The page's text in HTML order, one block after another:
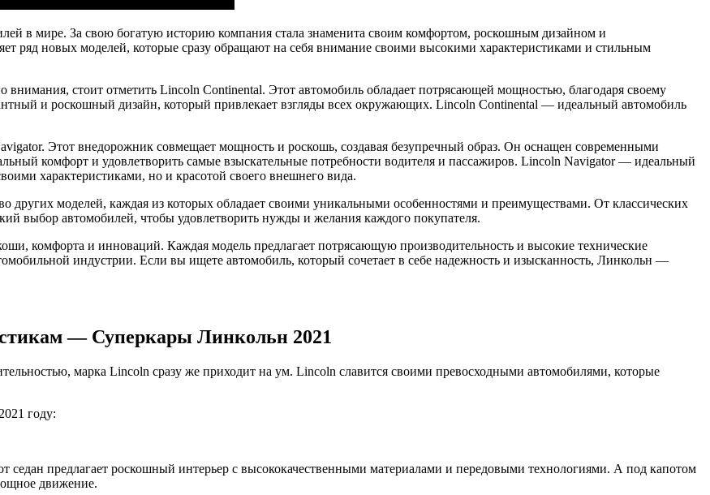
в мире. За свою богатую историю компания стала знаменита своим комфортом, роскошным дизайном и
ряд новых моделей, которые сразу обращают на себя внимание своими высокими характеристиками и стильным
стоит отметить Lincoln Continental. Этот автомобиль обладает потрясающей мощностью, благодаря своему
и роскошный дизайн, который привлекает взгляды всех окружающих. Lincoln Continental — идеальный автомобиль
Этот внедорожник совмещает мощность и роскошь, создавая безупречный образ. Он оснащен современными
комфорт и удовлетворить самые взыскательные потребности водителя и пассажиров. Lincoln Navigator — идеальный
характеристиками, но и красотой своего внешнего вида.
моделей, каждая из которых обладает своими уникальными особенностями и преимуществами. От классических
выбор автомобилей, чтобы удовлетворить нужды и желания каждого покупателя.
комфорта и инноваций. Каждая модель предлагает потрясающую производительность и высокие технические
индустрии. Если вы ищете автомобиль, который сочетает в себе надежность и изысканность, Линкольн —
— Суперкары Линкольн 2021
марка Lincoln сразу же приходит на ум. Lincoln славится своими превосходными автомобилями, которые
году:
седан предлагает роскошный интерьер с высококачественными материалами и передовыми технологиями. А под капотом
движение.